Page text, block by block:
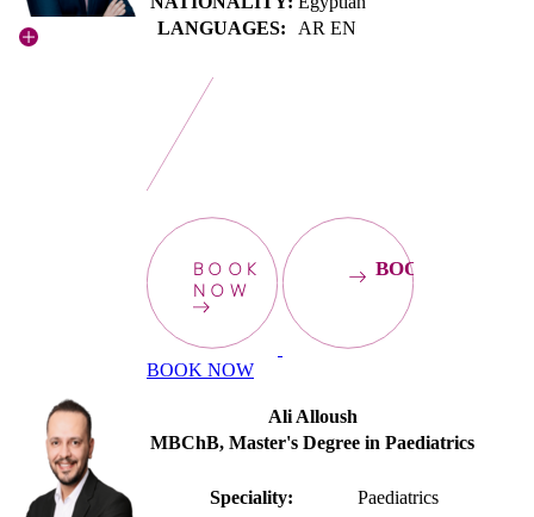
LANGUAGES:
AR EN
BOOK
NOW
BOOKNOW
BOOK NOW
Ali Alloush
MBChB, Master's Degree in Paediatrics
Speciality:
Paediatrics